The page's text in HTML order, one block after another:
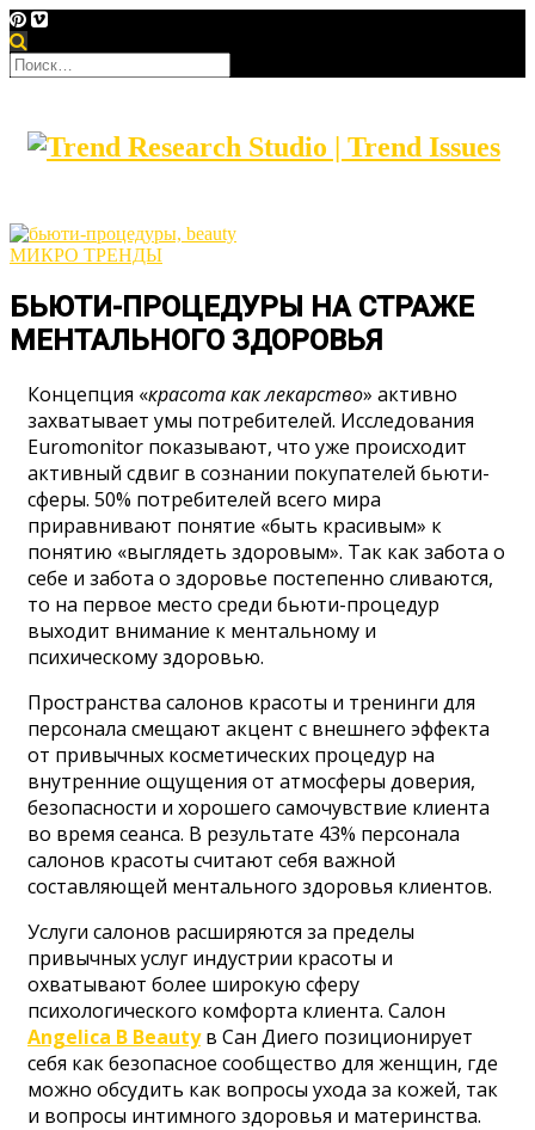
МИКРО ТРЕНДЫ
БЬЮТИ-ПРОЦЕДУРЫ НА СТРАЖЕ
МЕНТАЛЬНОГО ЗДОРОВЬЯ
Концепция «красота как лекарство» активно
захватывает умы потребителей. Исследования
Euromonitor показывают, что уже происходит
активный сдвиг в сознании покупателей бьюти-
сферы. 50% потребителей всего мира
приравнивают понятие «быть красивым» к
понятию «выглядеть здоровым». Так как забота о
себе и забота о здоровье постепенно сливаются,
то на первое место среди бьюти-процедур
выходит внимание к ментальному и
психическому здоровью.
Пространства салонов красоты и тренинги для
персонала смещают акцент с внешнего эффекта
от привычных косметических процедур на
внутренние ощущения от атмосферы доверия,
безопасности и хорошего самочувствие клиента
во время сеанса. В результате 43% персонала
салонов красоты считают себя важной
составляющей ментального здоровья клиентов.
Услуги салонов расширяются за пределы
привычных услуг индустрии красоты и
охватывают более широкую сферу
психологического комфорта клиента. Салон
Angelica B Beauty в Сан Диего позиционирует
себя как безопасное сообщество для женщин, где
можно обсудить как вопросы ухода за кожей, так
и вопросы интимного здоровья и материнства.